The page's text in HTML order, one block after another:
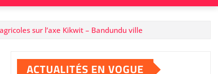
sur l’axe Kikwit – Bandundu ville
ACTUALITÉS EN VOGUE